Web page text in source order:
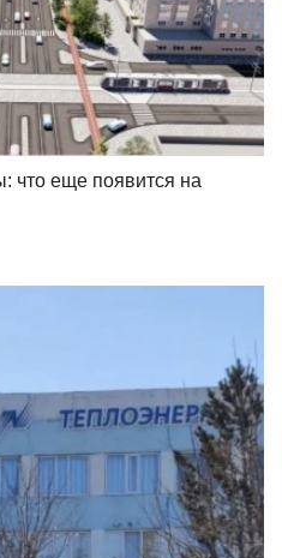
что еще появится на